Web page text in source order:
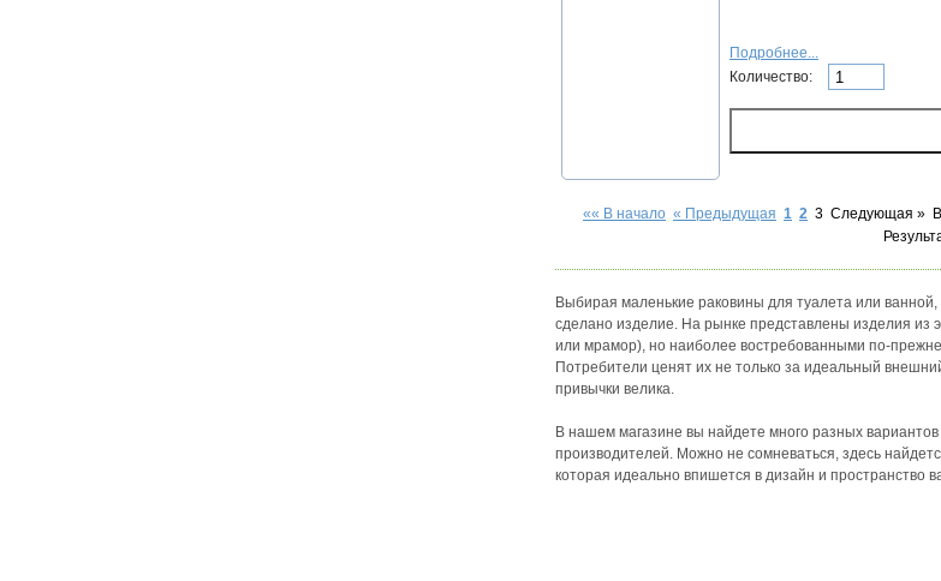
Подробнее...
Количество:
«« В начало « Предыдущая 1 2 3 Следующая »
Выбирая маленькие раковины для туалета или
сделано изделие. На рынке представлены изделия из
или мрамор), но наиболее востребованными по-
Потребители ценят их не только за идеальный
привычки велика.
В нашем магазине вы найдете много разных
производителей. Можно не сомневаться, здесь
которая идеально впишется в дизайн и пространство